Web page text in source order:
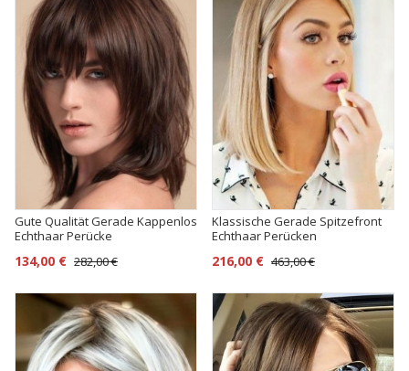
Gute Qualität Gerade Kappenlos
Echthaar Perücke
134,00 € 282,00 €
Klassische Gerade Spitzefront
Echthaar Perücken
216,00 € 463,00 €